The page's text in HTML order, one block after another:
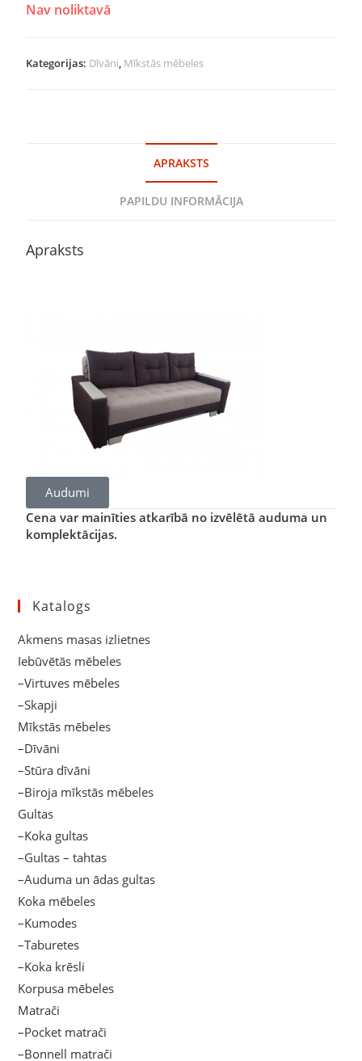
Nav noliktavā
Kategorijas: Dīvāni, Mīkstās mēbeles
APRAKSTS
PAPILDU INFORMĀCIJA
Apraksts
Audumi
Cena var mainīties atkarībā no izvēlētā auduma un
komplektācijas.
Katalogs
Akmens masas izlietnes
Iebūvētās mēbeles
–Virtuves mēbeles
–Skapji
Mīkstās mēbeles
–Dīvāni
–Stūra dīvāni
–Biroja mīkstās mēbeles
Gultas
–Koka gultas
–Gultas – tahtas
–Auduma un ādas gultas
Koka mēbeles
–Kumodes
–Taburetes
–Koka krēsli
Korpusa mēbeles
Matrači
–Pocket matrači
–Bonnell matrači